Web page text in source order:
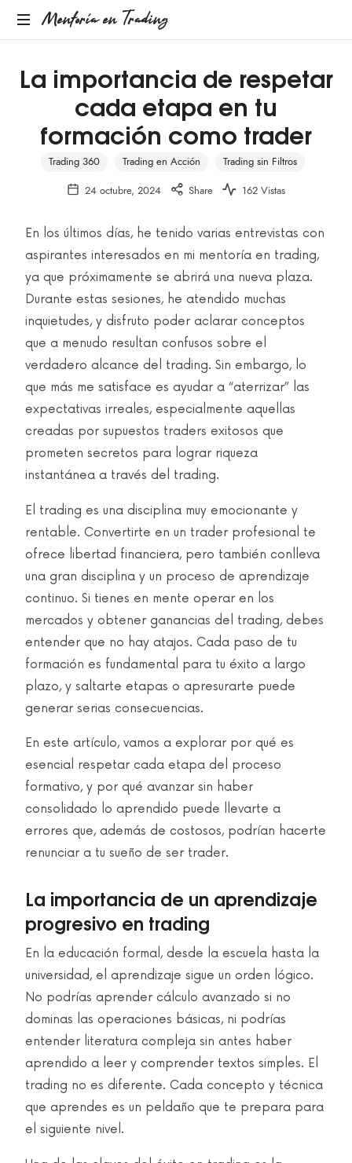
Mentoría en Trading
La importancia de respetar
cada etapa en tu
formación como trader
Trading 360 Trading en Acción Trading sin Filtros
24 octubre, 2024 Share 162 Vistas
En los últimos días, he tenido varias entrevistas con
aspirantes interesados en mi mentoría en trading,
ya que próximamente se abrirá una nueva plaza.
Durante estas sesiones, he atendido muchas
inquietudes, y disfruto poder aclarar conceptos
que a menudo resultan confusos sobre el
verdadero alcance del trading. Sin embargo, lo
que más me satisface es ayudar a “aterrizar” las
expectativas irreales, especialmente aquellas
creadas por supuestos traders exitosos que
prometen secretos para lograr riqueza
instantánea a través del trading.
El trading es una disciplina muy emocionante y
rentable. Convertirte en un trader profesional te
ofrece libertad financiera, pero también conlleva
una gran disciplina y un proceso de aprendizaje
continuo. Si tienes en mente operar en los
mercados y obtener ganancias del trading, debes
entender que no hay atajos. Cada paso de tu
formación es fundamental para tu éxito a largo
plazo, y saltarte etapas o apresurarte puede
generar serias consecuencias.
En este artículo, vamos a explorar por qué es
esencial respetar cada etapa del proceso
formativo, y por qué avanzar sin haber
consolidado lo aprendido puede llevarte a
errores que, además de costosos, podrían hacerte
renunciar a tu sueño de ser trader.
La importancia de un aprendizaje
progresivo en trading
En la educación formal, desde la escuela hasta la
universidad, el aprendizaje sigue un orden lógico.
No podrías aprender cálculo avanzado si no
dominas las operaciones básicas, ni podrías
entender literatura compleja sin antes haber
aprendido a leer y comprender textos simples. El
trading no es diferente. Cada concepto y técnica
que aprendes es un peldaño que te prepara para
el siguiente nivel.